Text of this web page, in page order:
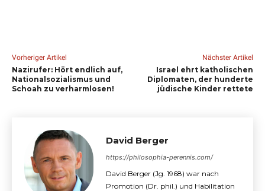
Vorheriger Artikel
Nazirufer: Hört endlich auf,
Nationalsozialismus und
Schoah zu verharmlosen!
Nächster Artikel
Israel ehrt katholischen
Diplomaten, der hunderte
jüdische Kinder rettete
David Berger
https://philosophia-perennis.com/
David Berger (Jg. 1968) war nach
Promotion (Dr. phil.) und Habilitation